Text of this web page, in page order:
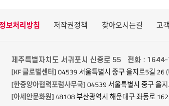
보처리방침 저작권정책 찾아오시는길 고
제주특별자치도 서귀포시 신중로 55 전화 :
[KF 글로벌센터]04539 서울특별시 중구 을지로5길 26
[한중앙아협력포럼사무국]04539 서울특별시 중구 을
[아세안문화원]48108 부산광역시 해운대구 좌동로 162